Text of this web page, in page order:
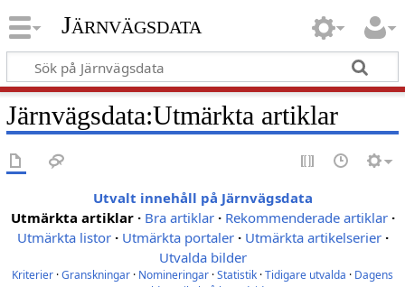
Järnvägsdata
Järnvägsdata:Utmärkta artiklar
Utvalt innehåll på Järnvägsdata
Utmärkta artiklar · Bra artiklar · Rekommenderade artiklar ·
Utmärkta listor · Utmärkta portaler · Utmärkta artikelserier ·
Utvalda bilder
Kriterier ·Granskningar · Nomineringar ·Statistik ·Tidigare utvalda · Dagens